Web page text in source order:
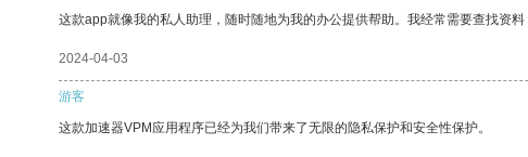
这款app就像我的私人助理，随时随地为我的办公提供帮助。我经常需要查找资
2024-04-03
游客
这款加速器VPM应用程序已经为我们带来了无限的隐私保护和安全性保护。